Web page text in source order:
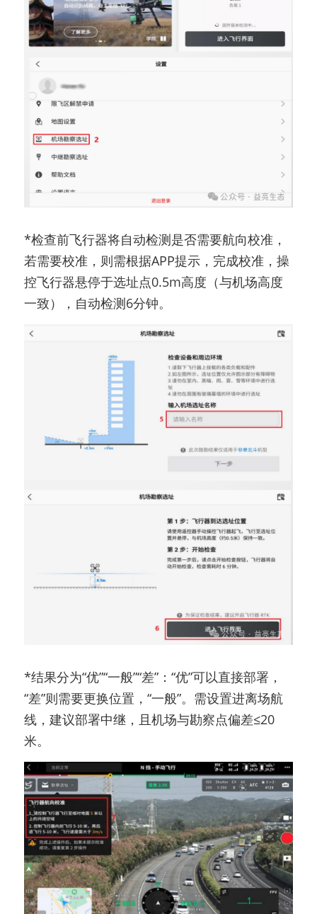
*检查前飞行器将自动检测是否需要航向校准，
若需要校准，则需根据APP提示，完成校准，操
控飞行器悬停于选址点0.5m高度（与机场高度
一致），自动检测6分钟。
*结果分为“优”“一般”“差”：“优”可以直接部署，
“差”则需要更换位置，“一般”。需设置进离场航
线，建议部署中继，且机场与勘察点偏差≤20
米。